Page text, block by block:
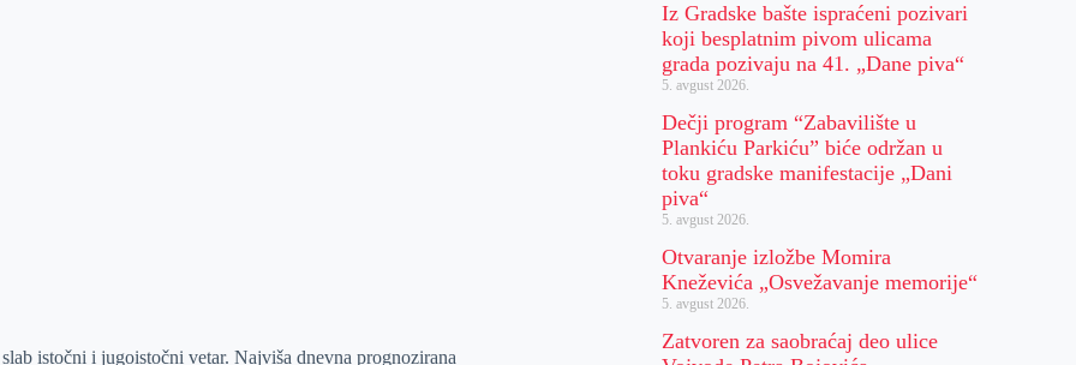
istočni i jugoistočni vetar. Najviša dnevna prognozirana
Iz Gradske bašte ispraćeni pozivari
koji besplatnim pivom ulicama
grada pozivaju na 41. „Dane piva“
5. avgust 2026.
Dečji program “Zabavilište u
Plankiću Parkiću” biće održan u
toku gradske manifestacije „Dani
piva“
5. avgust 2026.
Otvaranje izložbe Momira
Kneževića „Osvežavanje memorije“
5. avgust 2026.
Zatvoren za saobraćaj deo ulice